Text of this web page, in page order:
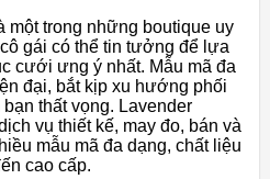
một trong những boutique uy
gái có thể tin tưởng để lựa
cưới ưng ý nhất. Mẫu mã đa
đại, bắt kịp xu hướng phối
thất vọng. Lavender
vụ thiết kế, may đo, bán và
mẫu mã đa dạng, chất liệu
cao cấp.